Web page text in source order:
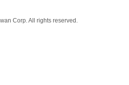
Corp. All rights reserved.